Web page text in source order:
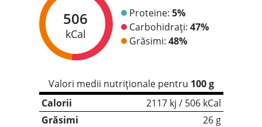
506
kCal
Proteine: 5%
Carbohidrați: 47%
Grăsimi: 48%
Valori medii nutriționale pentru 100 g
Calorii
2117 kj / 506 kCal
Grăsimi
26 g